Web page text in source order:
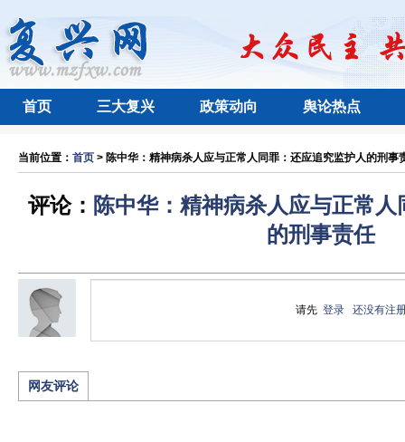
首页 三大复兴 政策动向 舆论热点
当前位置： 首页 > 陈中华：精神病杀人应与正常人同罪：还应追究监护人的刑事
评论： 陈中华：精神病杀人应与正常
的刑事责任
请先登录 还没有注
网友评论